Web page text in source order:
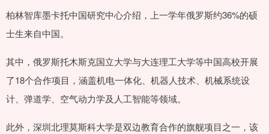
柏林智库墨卡托中国研究中心介绍，上一学年俄罗斯约36%的硕
士生来自中国。
其中，俄罗斯托木斯克国立大学与大连理工大学等中国高校开展
了18个合作项目，涵盖机电一体化、机器人技术、机械系统设
计、弹道学、空气动力学及人工智能等领域。
此外，深圳北理莫斯科大学是双边教育合作的旗舰项目之一，该